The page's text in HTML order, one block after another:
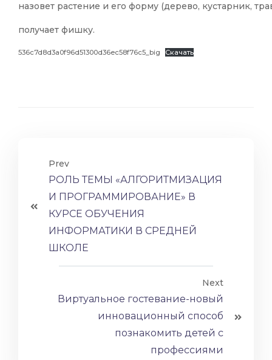
назовет растение и его форму (дерево, кустарник,
получает фишку.
536c7d8d3a0f96d51300d36ec58f76c5_big Скачать
Prev
РОЛЬ ТЕМЫ «АЛГОРИТМИЗАЦИЯ
И ПРОГРАММИРОВАНИЕ» В
КУРСЕ ОБУЧЕНИЯ
ИНФОРМАТИКИ В СРЕДНЕЙ
ШКОЛЕ
Next
Виртуальное гостевание-новый
инновационный способ
познакомить детей с
профессиями